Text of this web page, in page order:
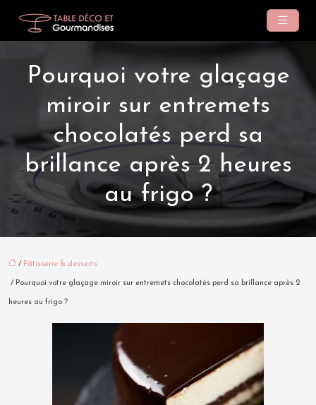
Pourquoi votre glaçage
miroir sur entremets
chocolatés perd sa
brillance après 2 heures
au frigo ?
/ Pâtisserie & desserts
/ Pourquoi votre glaçage miroir sur entremets chocolatés perd sa brillance après 2
heures au frigo ?